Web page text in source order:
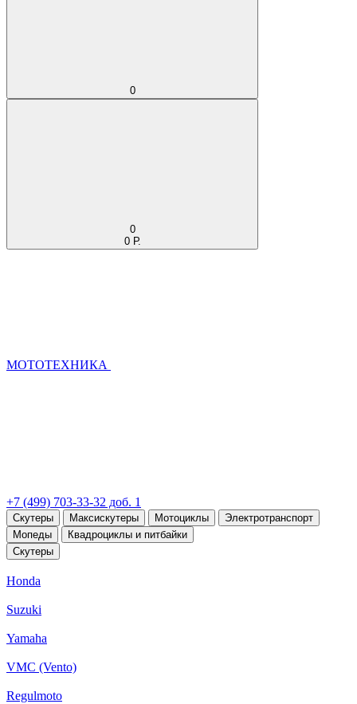
0
0
0 Р.
МОТОТЕХНИКА
+7 (499) 703-33-32 доб. 1
Скутеры Максискутеры Мотоциклы
Электротранспорт
Мопеды
Квадроциклы и питбайки
Скутеры
Honda
Suzuki
Yamaha
VMC (Vento)
Regulmoto